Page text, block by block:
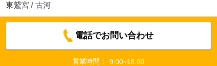
東鷲宮 / 古河
電話でお問い合わせ
営業時間：
9:00~18:00